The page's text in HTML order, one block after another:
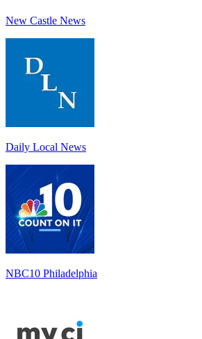
New Castle News
Daily Local News
NBC10 Philadelphia